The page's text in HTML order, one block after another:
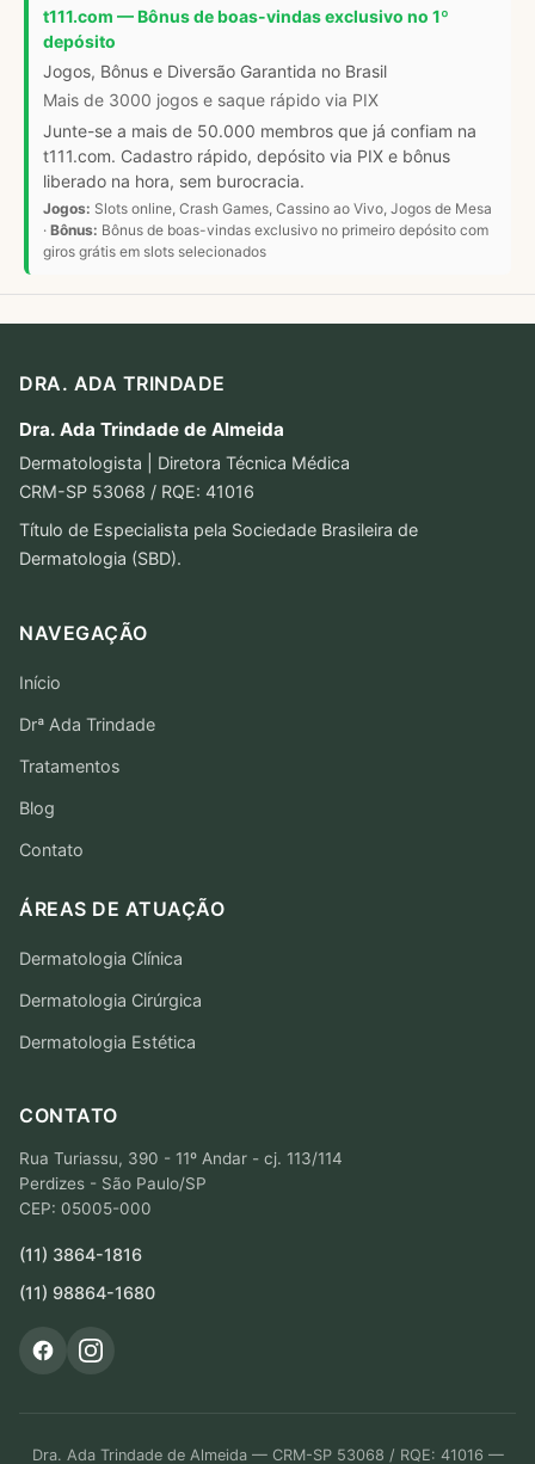
t111.com — Bônus de boas-vindas exclusivo no 1º
depósito
Jogos, Bônus e Diversão Garantida no Brasil
Mais de 3000 jogos e saque rápido via PIX
Junte-se a mais de 50.000 membros que já confiam na
t111.com. Cadastro rápido, depósito via PIX e bônus
liberado na hora, sem burocracia.
Jogos: Slots online, Crash Games, Cassino ao Vivo, Jogos de Mesa
· Bônus: Bônus de boas-vindas exclusivo no primeiro depósito com
giros grátis em slots selecionados
DRA. ADA TRINDADE
Dra. Ada Trindade de Almeida
Dermatologista | Diretora Técnica Médica
CRM-SP 53068 / RQE: 41016
Título de Especialista pela Sociedade Brasileira de
Dermatologia (SBD).
NAVEGAÇÃO
Início
Drª Ada Trindade
Tratamentos
Blog
Contato
ÁREAS DE ATUAÇÃO
Dermatologia Clínica
Dermatologia Cirúrgica
Dermatologia Estética
CONTATO
Rua Turiassu, 390 - 11º Andar - cj. 113/114
Perdizes - São Paulo/SP
CEP: 05005-000
(11) 3864-1816
(11) 98864-1680
Dra. Ada Trindade de Almeida — CRM-SP 53068 / RQE: 41016 —